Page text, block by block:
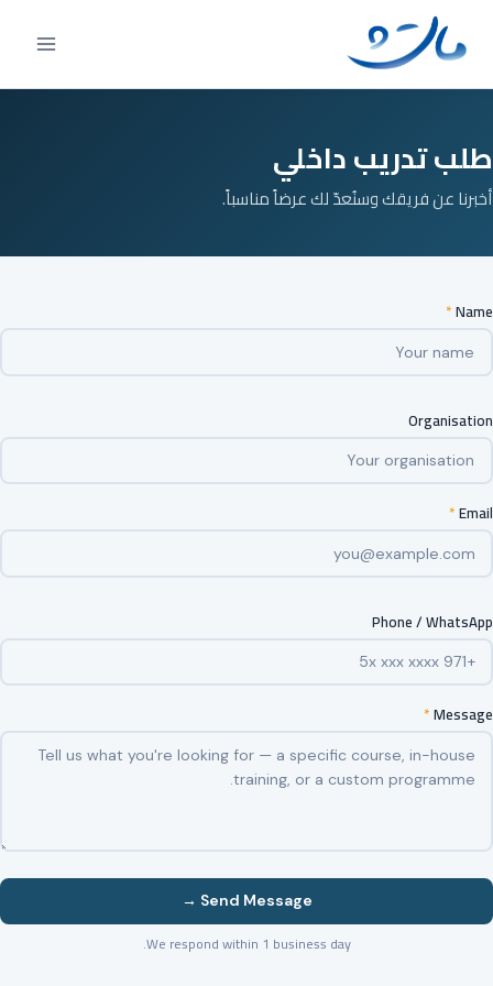
content
طلب تدريب داخلي
أخبرنا عن فريقك وسنُعدّ لك عرضاً مناسباً.
Name
*
Organisation
Email
*
Phone / WhatsApp
Message
*
Send Message →
We respond within 1 business day.